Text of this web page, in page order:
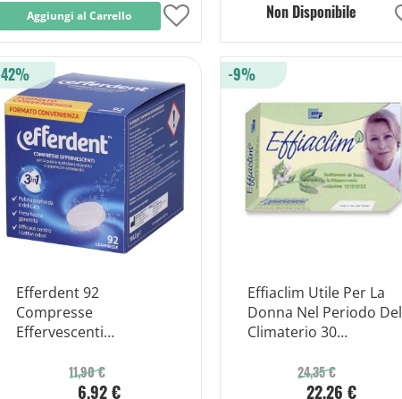
Aggiungi al Carrello
Aggiungi
Non Disponibile
Efferdent 92
Compresse
Effervescenti
Ortodontici
11,90 €
6,92 €
Effiaclim Utile Per La
Donna Nel Periodo Del
Climaterio 30
24,35 €
22,26 €
-9%